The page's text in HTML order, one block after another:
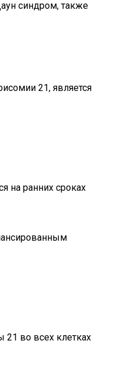
синдром, также
21, является
на ранних сроках
21 во всех клетках